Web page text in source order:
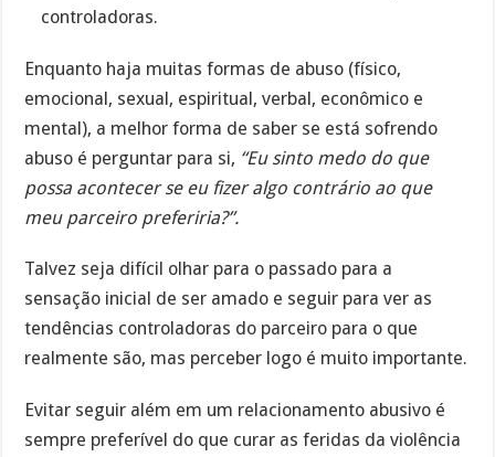
controladoras.
Enquanto haja muitas formas de abuso (físico,
emocional, sexual, espiritual, verbal, econômico e
mental), a melhor forma de saber se está sofrendo
abuso é perguntar para si, “Eu sinto medo do que
possa acontecer se eu fizer algo contrário ao que
meu parceiro preferiria?”.
Talvez seja difícil olhar para o passado para a
sensação inicial de ser amado e seguir para ver as
tendências controladoras do parceiro para o que
realmente são, mas perceber logo é muito importante.
Evitar seguir além em um relacionamento abusivo é
sempre preferível do que curar as feridas da violência